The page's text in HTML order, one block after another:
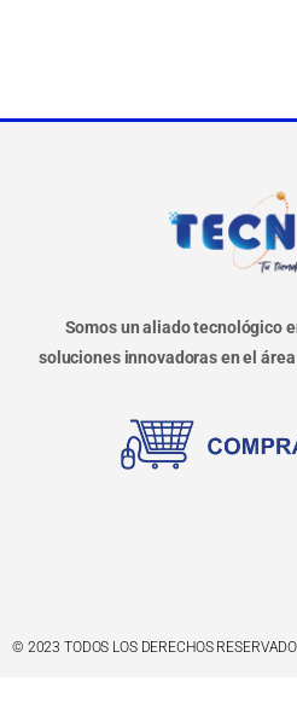
Somos un aliado tecnológico
soluciones innovadoras en el
© 2023 TODOS LOS DERECHOS